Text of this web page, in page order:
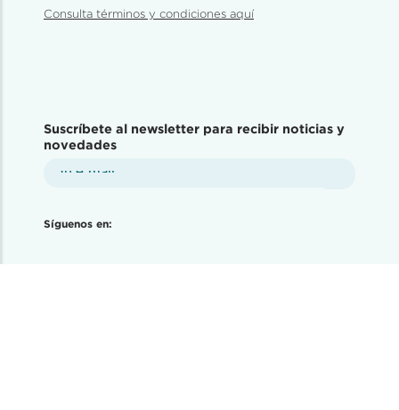
Consulta términos y condiciones aquí
Suscríbete al newsletter para recibir noticias y
novedades
Síguenos en: